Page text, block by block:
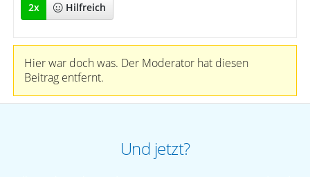
2x Hilfreich
Hier war doch was. Der Moderator hat diesen
Beitrag entfernt.
Und jetzt?